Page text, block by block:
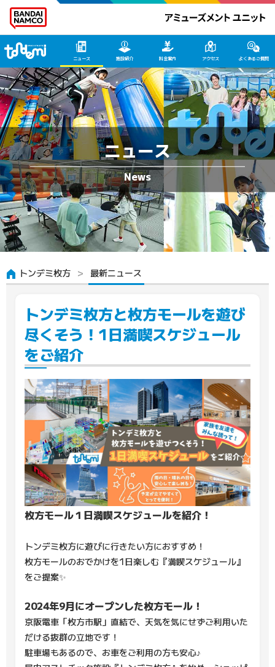
ニュース 施設紹介 料金案内 アクセス よくあるご質問
ニュース
トンデミ枚方 最新ニュース
トンデミ枚方と枚方モールを遊び
尽くそう！1日満喫スケジュール
をご紹介
枚方モール１日満喫スケジュールを紹介！
トンデミ枚方に遊びに行きたい方におすすめ！
枚方モールのおでかけを1日楽しむ『満喫スケジュール』
をご提案✨
2024年9月にオープンした枚方モール！
京阪電車「枚方市駅」直結で、天気を気にせずご利用いた
だける抜群の立地です！
駐車場もあるので、お車をご利用の方も安心♪